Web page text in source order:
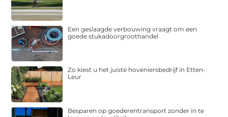
Een geslaagde verbouwing vraagt om een
goede stukadoorgroothandel
Zo kiest u het juiste hoveniersbedrijf in Etten-
Leur
Besparen op goederentransport zonder in te